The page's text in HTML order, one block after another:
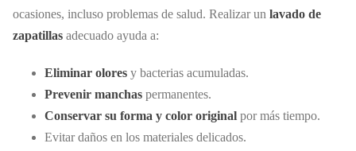
ocasiones, incluso problemas de salud. Realizar un lavado de
zapatillas adecuado ayuda a:
Eliminar olores y bacterias acumuladas.
Prevenir manchas permanentes.
Conservar su forma y color original por más tiempo.
Evitar daños en los materiales delicados.